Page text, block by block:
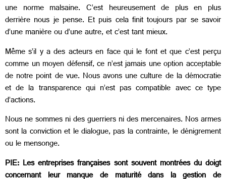
une norme malsaine. C’est heureusement de plus en plus
derrière nous je pense. Et puis cela finit toujours par se savoir
d’une manière ou d’une autre, et c’est tant mieux.
Même s’il y a des acteurs en face qui le font et que c’est perçu
comme un moyen défensif, ce n’est jamais une option acceptable
de notre point de vue. Nous avons une culture de la démocratie
et de la transparence qui n’est pas compatible avec ce type
d’actions.
Nous ne sommes ni des guerriers ni des mercenaires. Nos armes
sont la conviction et le dialogue, pas la contrainte, le dénigrement
ou le mensonge.
PIE: Les entreprises françaises sont souvent montrées du doigt